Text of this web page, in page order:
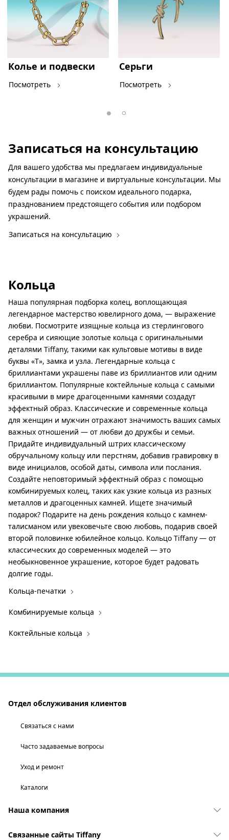
Колье и подвески
Посмотреть
Серьги
Посмотреть
Записаться на консультацию
Для вашего удобства мы предлагаем индивидуальные
консультации в магазине и виртуальные консультации. Мы
будем рады помочь с поиском идеального подарка,
празднованием предстоящего события или подбором
украшений.
Записаться на консультацию
Кольца
Наша популярная подборка колец, воплощающая
легендарное мастерство ювелирного дома, — выражение
любви. Посмотрите изящные кольца из стерлингового
серебра и сияющие золотые кольца с оригинальными
деталями Tiffany, такими как культовые мотивы в виде
буквы «Т», замка и узла. Легендарные кольца с
бриллиантами украшены паве из бриллиантов или одним
бриллиантом. Популярные коктейльные кольца с самыми
красивыми в мире драгоценными камнями создадут
эффектный образ. Классические и современные кольца
для женщин и мужчин отражают значимость ваших самых
важных отношений — от любви до дружбы и семьи.
Придайте индивидуальный штрих классическому
обручальному кольцу или перстням, добавив гравировку в
виде инициалов, особой даты, символа или послания.
Создайте неповторимый эффектный образ с помощью
комбинируемых колец, таких как узкие кольца из разных
металлов и драгоценных камней. Ищете значимый
подарок? Подарите на день рождения кольцо с камнем-
талисманом или увековечьте свою любовь, подарив своей
второй половинке юбилейное кольцо. Кольцо Tiffany — от
классических до современных моделей — это
необыкновенное украшение, которое будет радовать
долгие годы.
Кольца-печатки
Комбинируемые кольца
Коктейльные кольца
Отдел обслуживания клиентов
Связаться с нами
Часто задаваемые вопросы
Уход и ремонт
Каталоги
Наша компания
Связанные сайты Tiffany